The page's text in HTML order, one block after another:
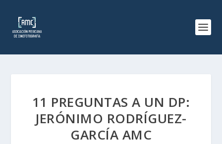
11 PREGUNTAS A UN DP:
JERÓNIMO RODRÍGUEZ-
GARCÍA AMC